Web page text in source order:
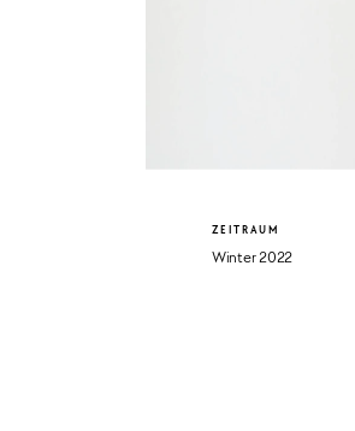
ZEITRAUM
Winter 2022